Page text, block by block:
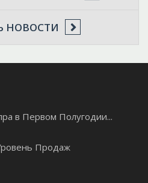
НОВОСТИ
в Первом Полугодии...
Продаж